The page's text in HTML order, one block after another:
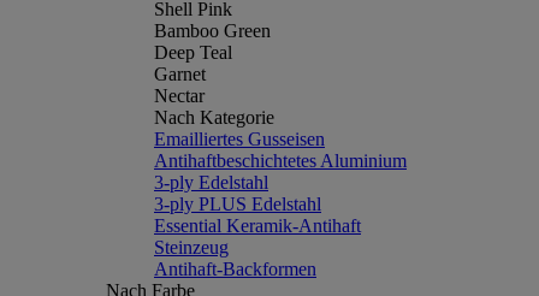
Shell Pink
Bamboo Green
Deep Teal
Garnet
Nectar
Nach Kategorie
Emailliertes Gusseisen
Antihaftbeschichtetes Aluminium
3-ply Edelstahl
3-ply PLUS Edelstahl
Essential Keramik-Antihaft
Steinzeug
Antihaft-Backformen
Nach Farbe